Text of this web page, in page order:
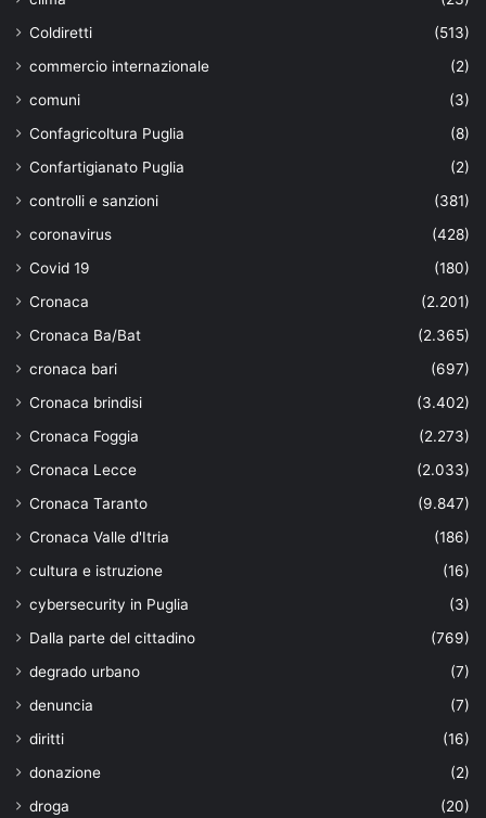
Coldiretti
(513)
commercio internazionale
(2)
comuni
(3)
Confagricoltura Puglia
(8)
Confartigianato Puglia
(2)
controlli e sanzioni
(381)
coronavirus
(428)
Covid 19
(180)
Cronaca
(2.201)
Cronaca Ba/Bat
(2.365)
cronaca bari
(697)
Cronaca brindisi
(3.402)
Cronaca Foggia
(2.273)
Cronaca Lecce
(2.033)
Cronaca Taranto
(9.847)
Cronaca Valle d'Itria
(186)
cultura e istruzione
(16)
cybersecurity in Puglia
(3)
Dalla parte del cittadino
(769)
degrado urbano
(7)
denuncia
(7)
diritti
(16)
donazione
(2)
droga
(20)